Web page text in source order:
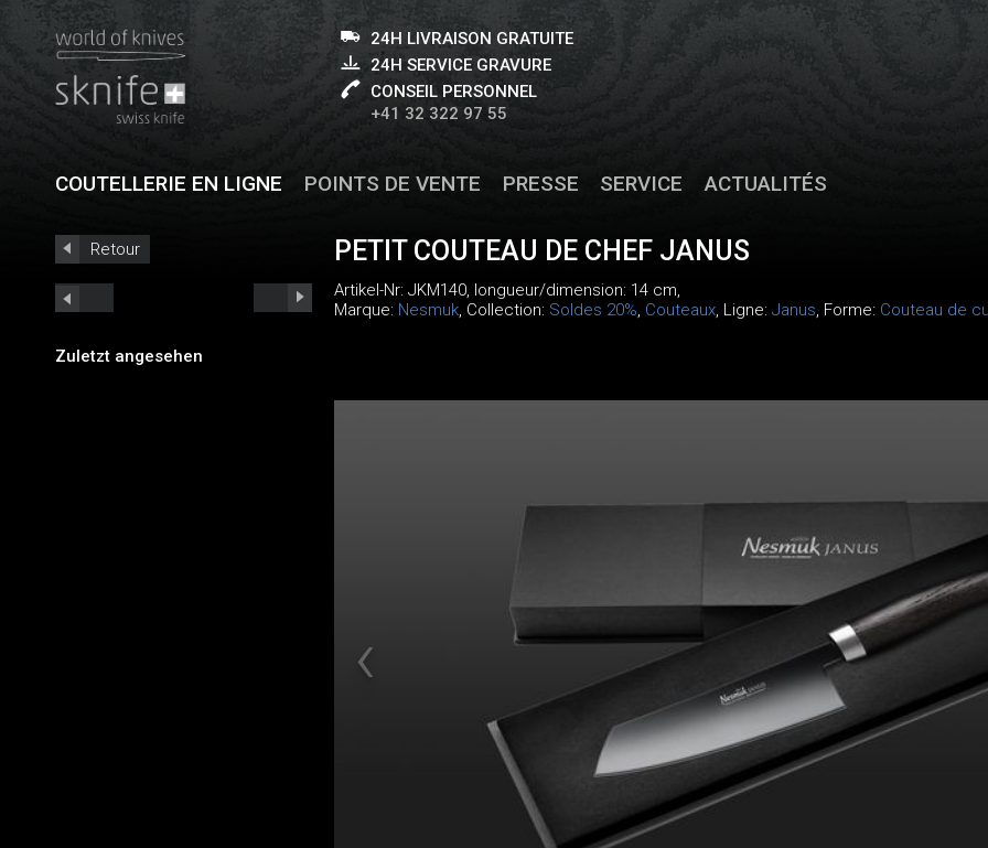
24H LIVRAISON GRATUITE
24H SERVICE GRAVURE
CONSEIL PERSONNEL
+41 32 322 97 55
COUTELLERIE EN LIGNE POINTS DE VENTE PRESSE SERVICE ACTUALITÉS
Retour
Zuletzt angesehen
PETIT COUTEAU DE CHEF JANUS
Artikel-Nr: JKM140, longueur/dimension: 14 cm,
Marque: Nesmuk, Collection: Soldes 20%, Couteaux, Ligne: Janus, Forme: Couteau de